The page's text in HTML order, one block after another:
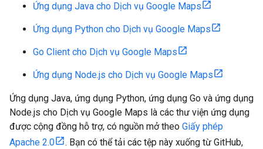
Ứng dụng Java cho Dịch vụ Google Maps
Ứng dụng Python cho Dịch vụ Google Maps
Go Client cho Dịch vụ Google Maps
Ứng dụng Node.js cho Dịch vụ Google Maps
Ứng dụng Java, ứng dụng Python, ứng dụng Go và ứng dụng
Node.js cho Dịch vụ Google Maps là các thư viện ứng dụng
được cộng đồng hỗ trợ, có nguồn mở theo Giấy phép
Apache 2.0
. Bạn có thể tải các tệp này xuống từ GitHub,